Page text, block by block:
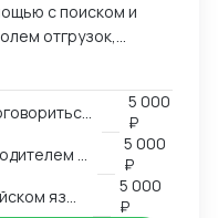
с поиском и
отгрузок,
компании
всегда можем вам
с заказом5 000
₽
5 000
₽
5 000
₽